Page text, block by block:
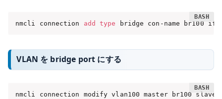
nmcli connection add type bridge con-name br100
VLAN を bridge port にする
nmcli connection modify vlan100 master br100